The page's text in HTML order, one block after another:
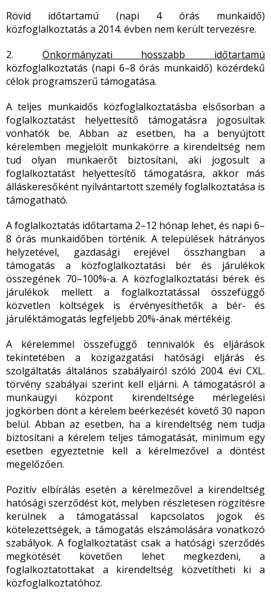
Rövid időtartamú (napi 4 órás munkaidő)
közfoglalkoztatás a 2014. évben nem került tervezésre.
2. Önkormányzati hosszabb időtartamú
közfoglalkoztatás (napi 6–8 órás munkaidő) közérdekű
célok programszerű támogatása.
A teljes munkaidős közfoglalkoztatásba elsősorban a
foglalkoztatást helyettesítő támogatásra jogosultak
vonhatók be. Abban az esetben, ha a benyújtott
kérelemben megjelölt munkakörre a kirendeltség nem
tud olyan munkaerőt biztosítani, aki jogosult a
foglalkoztatást helyettesítő támogatásra, akkor más
álláskeresőként nyilvántartott személy foglalkoztatása is
támogatható.
A foglalkoztatás időtartama 2–12 hónap lehet, és napi 6–
8 órás munkaidőben történik. A települések hátrányos
helyzetével, gazdasági erejével összhangban a
támogatás a közfoglalkoztatási bér és járulékok
összegének 70–100%-a. A közfoglalkoztatási bérek és
járulékok mellett a foglalkoztatással összefüggő
közvetlen költségek is érvényesíthetők a bér- és
járuléktámogatás legfeljebb 20%-ának mértékéig.
A kérelemmel összefüggő tennivalók és eljárások
tekintetében a közigazgatási hatósági eljárás és
szolgáltatás általános szabályairól szóló 2004. évi CXL.
törvény szabályai szerint kell eljárni. A támogatásról a
munkaügyi központ kirendeltsége mérlegelési
jogkörben dönt a kérelem beérkezését követő 30 napon
belül. Abban az esetben, ha a kirendeltség nem tudja
biztosítani a kérelem teljes támogatását, minimum egy
esetben egyeztetnie kell a kérelmezővel a döntést
megelőzően.
Pozitív elbírálás esetén a kérelmezővel a kirendeltség
hatósági szerződést köt, melyben részletesen rögzítésre
kerülnek a támogatással kapcsolatos jogok és
kötelezettségek, a támogatás elszámolására vonatkozó
szabályok. A foglalkoztatást csak a hatósági szerződés
megkötését követően lehet megkezdeni, a
foglalkoztatottakat a kirendeltség közvetítheti ki a
közfoglalkoztatóhoz.